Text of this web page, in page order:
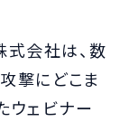
式会社は、数
撃にどこま
ウェビナー